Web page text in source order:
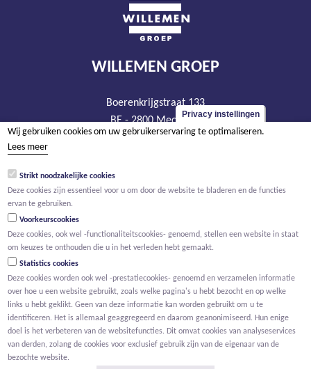
WILLEMEN GROEP
Boerenkrijgstraat 133
BE - 2800 Mechelen
tel +32 15 569 965
BTW BE 0466.256.432
Privacy instellingen
Wij gebruiken cookies om uw gebruikerservaring te optimaliseren.
Lees meer
Strikt noodzakelijke cookies
Deze cookies zijn essentieel voor u om door de website te bladeren en de functies
ervan te gebruiken.
Voorkeurscookies
Deze cookies, ook wel -functionaliteitscookies- genoemd, stellen een website in staat
om keuzes te onthouden die u in het verleden hebt gemaakt.
Statistics cookies
Deze cookies worden ook wel -prestatiecookies- genoemd en verzamelen informatie
over hoe u een website gebruikt, zoals welke pagina's u hebt bezocht en op welke
links u hebt geklikt. Geen van deze informatie kan worden gebruikt om u te
identificeren. Het is allemaal geaggregeerd en daarom geanonimiseerd. Hun enige
doel is het verbeteren van de websitefuncties. Dit omvat cookies van analyseservices
van derden, zolang de cookies voor exclusief gebruik zijn van de eigenaar van de
bezochte website.